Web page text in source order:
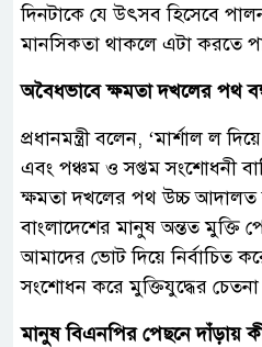
দিনটাকে যে উৎসব হিসেবে
মানসিকতা থাকলে এটা করতে
অবৈধভাবে ক্ষমতা দখলের পথ
প্রধানমন্ত্রী বলেন, ‘মার্শাল ল
এবং পঞ্চম ও সপ্তম সংশোধনী
ক্ষমতা দখলের পথ উচ্চ আদালত
বাংলাদেশের মানুষ অন্তত মুক্তি
আমাদের ভোট দিয়ে নির্বাচিত
সংশোধন করে মুক্তিযুদ্ধের
মানুষ বিএনপির পেছনে দাঁড়ায়